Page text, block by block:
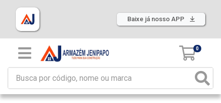
Baixe já nosso APP
0